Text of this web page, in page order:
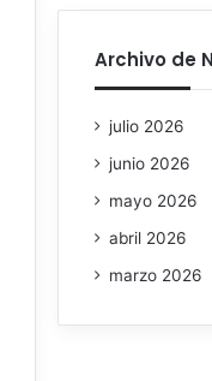
Archivo de
julio 2026
junio 2026
mayo 2026
abril 2026
marzo 2026